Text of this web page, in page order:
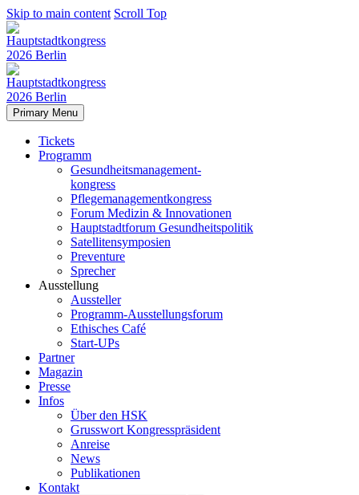
Skip to main content Scroll Top
Primary Menu
Tickets
Programm
Gesundheitsmanagement-
kongress
Pflegemanagementkongress
Forum Medizin & Innovationen
Hauptstadtforum Gesundheitspolitik
Satellitensymposien
Preventure
Sprecher
Ausstellung
Aussteller
Programm-Ausstellungsforum
Ethisches Café
Start-UPs
Partner
Magazin
Presse
Infos
Über den HSK
Grusswort Kongresspräsident
Anreise
News
Publikationen
Kontakt